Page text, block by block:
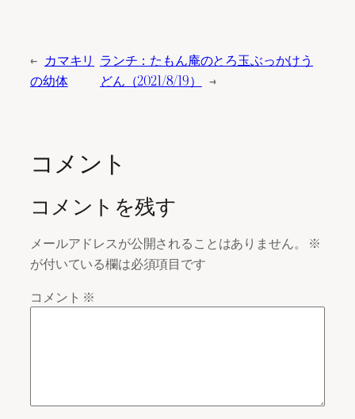
← カマキリ
の幼体
ランチ：たもん庵のとろ玉ぶっかけう
どん（2021/8/19）
→
コメント
コメントを残す
メールアドレスが公開されることはありません。
※
が付いている欄は必須項目です
コメント ※